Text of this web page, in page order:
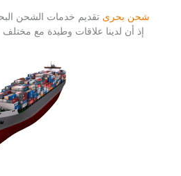
شحن بحرى تقديم خدمات الشحن
إذ أن لدينا علاقات وطيدة مع